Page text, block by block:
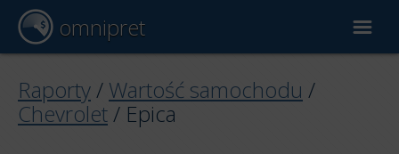
omnipret
Wycena samochodu
Raporty / Wartość samochodu /
Chevrolet / Epica